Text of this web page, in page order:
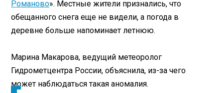
Романово». Местные жители признались, что
обещанного снега еще не видели, а погода в
деревне больше напоминает летнюю.
Марина Макарова, ведущий метеоролог
Гидрометцентра России, объяснила, из-за чего
может наблюдаться такая аномалия.